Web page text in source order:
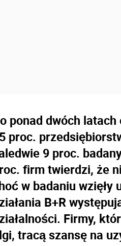
ponad dwóch
proc.
9 proc.
firm twierdzi, że
w badaniu wzięły
B+R
Firmy,
tracą szansę na